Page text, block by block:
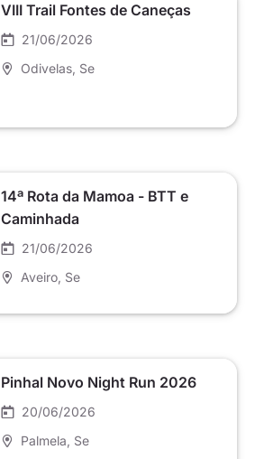
VIII Trail Fontes de Caneças
21/06/2026
Odivelas , Se
14ª Rota da Mamoa - BTT e
Caminhada
21/06/2026
Aveiro , Se
Pinhal Novo Night Run 2026
20/06/2026
Palmela , Se